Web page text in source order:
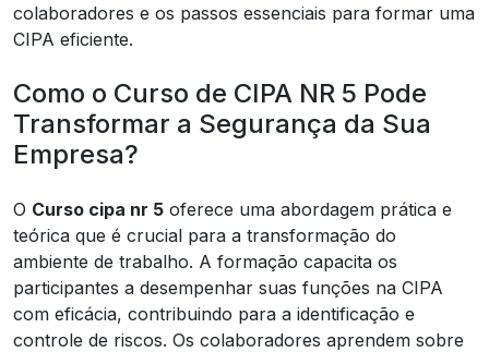
colaboradores e os passos essenciais para formar uma
CIPA eficiente.
Como o Curso de CIPA NR 5 Pode
Transformar a Segurança da Sua
Empresa?
O Curso cipa nr 5 oferece uma abordagem prática e
teórica que é crucial para a transformação do
ambiente de trabalho. A formação capacita os
participantes a desempenhar suas funções na CIPA
com eficácia, contribuindo para a identificação e
controle de riscos. Os colaboradores aprendem sobre